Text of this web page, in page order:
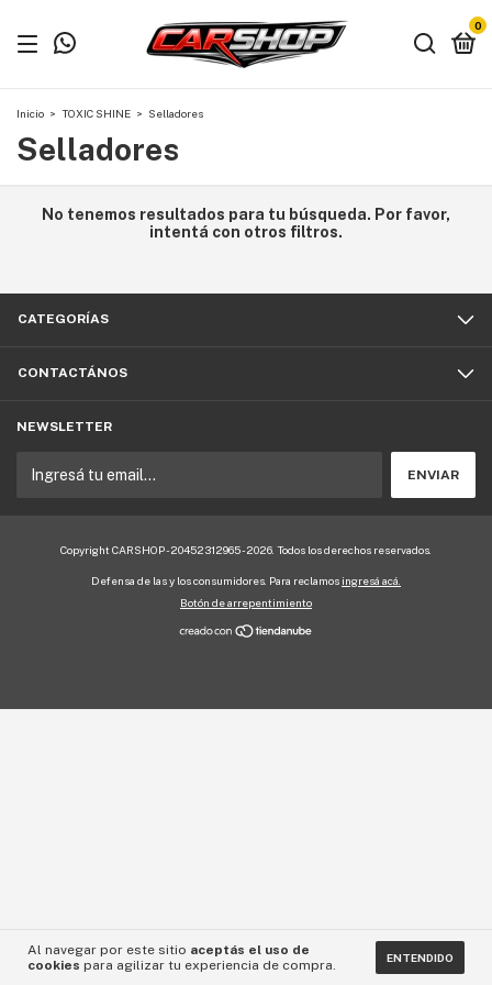
0
Al navegar por este sitio aceptás el uso de
cookies para agilizar tu experiencia de compra. ENTENDIDO
Inicio > TOXIC SHINE > Selladores
Selladores
No tenemos resultados para tu búsqueda. Por favor,
intentá con otros filtros.
CATEGORÍAS
CONTACTÁNOS
NEWSLETTER
Copyright CARSHOP - 20452312965 - 2026. Todos los derechos reservados.
Defensa de las y los consumidores. Para reclamos ingresá acá.
Botón de arrepentimiento